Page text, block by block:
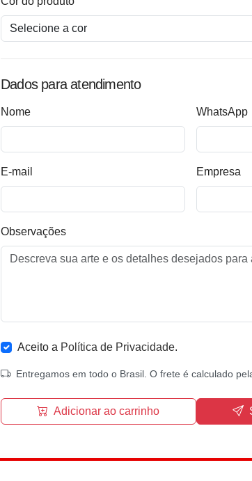
Dados para atendimento
Nome WhatsApp
E-mail Empresa
Observações
Aceito a Política de Privacidade.
Entregamos em todo o Brasil. O frete é calculado
Adicionar ao carrinho